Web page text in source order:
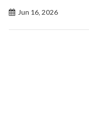
Jun 16, 2026